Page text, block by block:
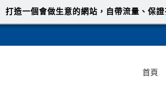
首頁
打造一個會做生意的網站，自帶流量、保證